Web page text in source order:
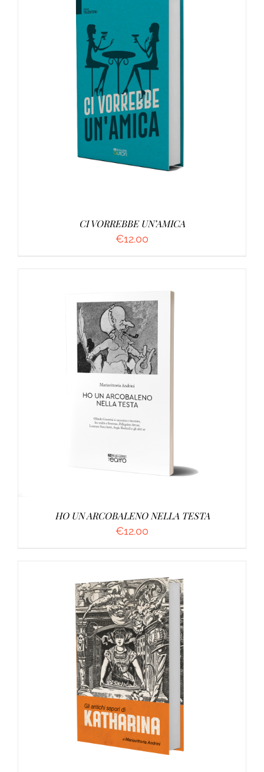
AGGIUNGI AL CARRELLO /
CI VORREBBE UN’AMICA
€12.00
AGGIUNGI AL CARRELLO
HO UN ARCOBALENO NELLA TESTA
€12.00
AGGIUNGI AL CARRELLO / DETTAGLI